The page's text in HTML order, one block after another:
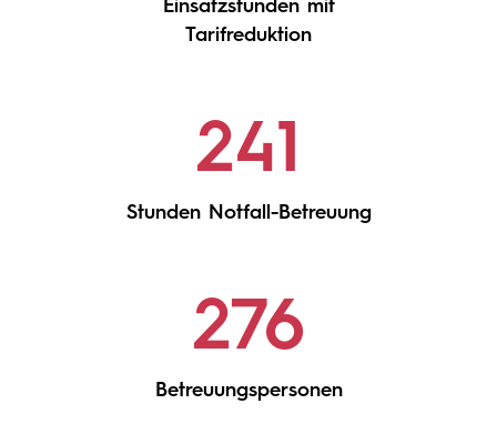
Einsatzstunden mit
Tarifreduktion
241
Stunden Notfall-Betreuung
276
Betreuungspersonen